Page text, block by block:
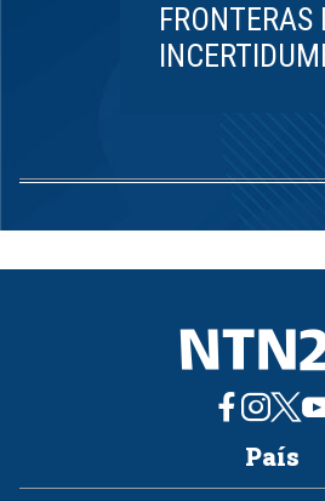
FRONTERAS
1
8
País